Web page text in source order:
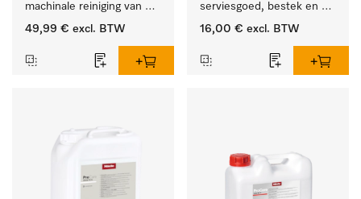
machinale reiniging van
laboratoriumglaswerk en -
49,99 € excl. BTW
serviesgoed, bestek en
ideaal voor glazen.
16,00 € excl. BTW